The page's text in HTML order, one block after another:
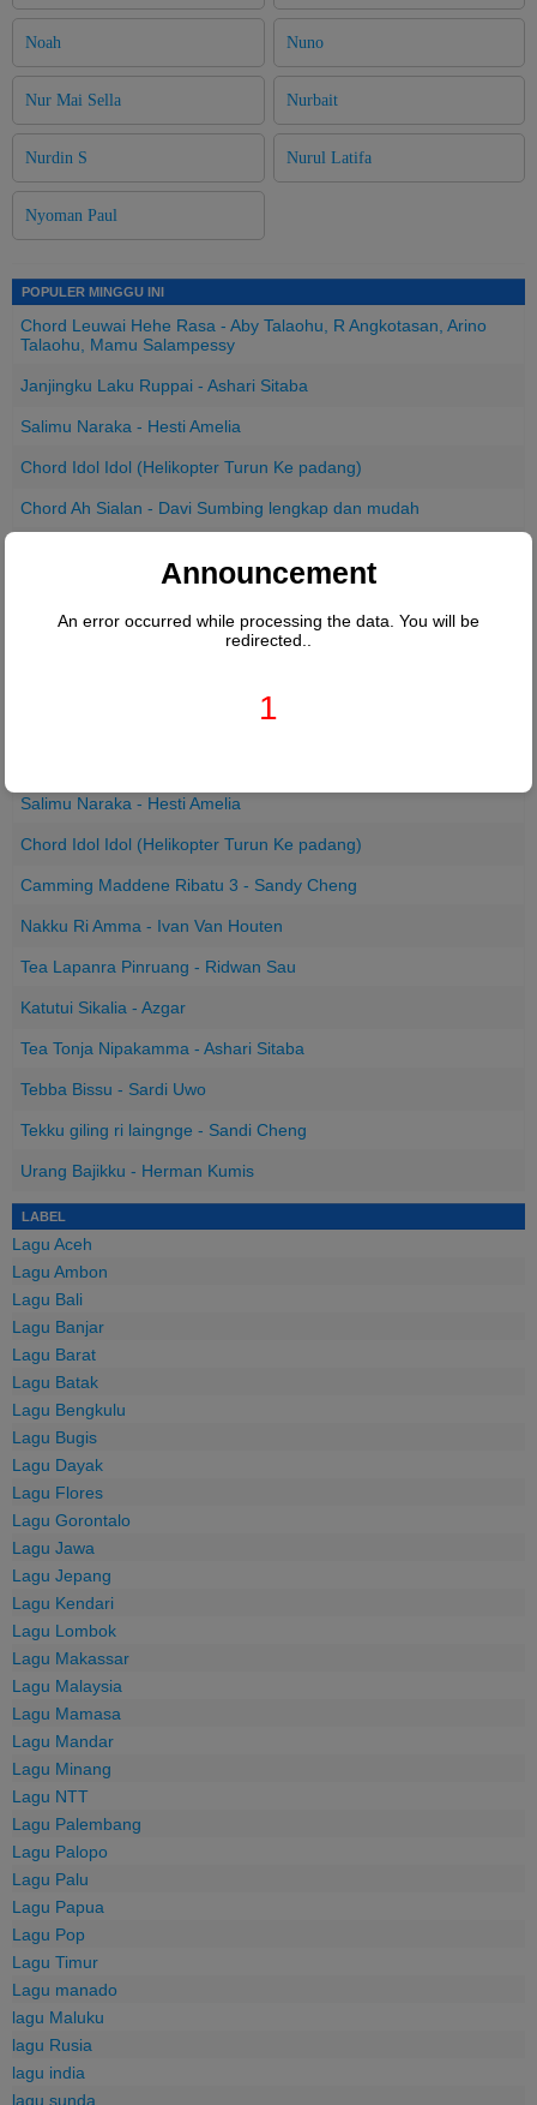
Noah Nuno
Nur Mai Sella Nurbait
Nurdin S Nurul Latifa
Nyoman Paul
POPULER MINGGU INI
Chord Leuwai Hehe Rasa - Aby Talaohu, R Angkotasan, Arino
Talaohu, Mamu Salampessy
Janjingku Laku Ruppai - Ashari Sitaba
Salimu Naraka - Hesti Amelia
Chord Idol Idol (Helikopter Turun Ke padang)
Chord Ah Sialan - Davi Sumbing lengkap dan mudah
Tekku giling ri laingnge - Sandi Cheng
Urang Bajikku - Herman Kumis
Salimu Naraka - Hesti Amelia
Chord Idol Idol (Helikopter Turun Ke padang)
Camming Maddene Ribatu 3 - Sandy Cheng
Nakku Ri Amma - Ivan Van Houten
Tea Lapanra Pinruang - Ridwan Sau
Katutui Sikalia - Azgar
Tea Tonja Nipakamma - Ashari Sitaba
Tebba Bissu - Sardi Uwo
Tekku giling ri laingnge - Sandi Cheng
Urang Bajikku - Herman Kumis
LABEL
Lagu Aceh
Lagu Ambon
Lagu Bali
Lagu Banjar
Lagu Barat
Lagu Batak
Lagu Bengkulu
Lagu Bugis
Lagu Dayak
Lagu Flores
Lagu Gorontalo
Lagu Jawa
Lagu Jepang
Lagu Kendari
Lagu Lombok
Lagu Makassar
Lagu Malaysia
Lagu Mamasa
Lagu Mandar
Lagu Minang
Lagu NTT
Lagu Palembang
Lagu Palopo
Lagu Palu
Lagu Papua
Lagu Pop
Lagu Timur
Lagu manado
lagu Maluku
lagu Rusia
lagu india
lagu sunda
Announcement
An error occurred while processing the data. You will be
redirected..
1